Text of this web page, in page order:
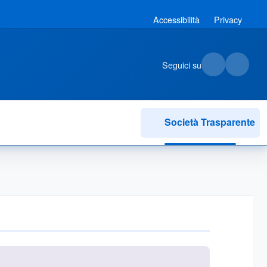
Accessibilità Privacy
Seguici su
Società Trasparente